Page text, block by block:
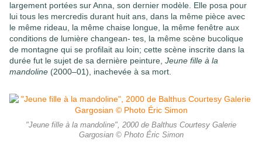
largement portées sur Anna, son dernier modèle. Elle posa pour
lui tous les mercredis durant huit ans, dans la même pièce avec
le même rideau, la même chaise longue, la même fenêtre aux
conditions de lumière changean- tes, la même scène bucolique
de montagne qui se profilait au loin; cette scène inscrite dans la
durée fut le sujet de sa dernière peinture, Jeune fille à la
mandoline (2000–01), inachevée à sa mort.
"Jeune fille à la mandoline", 2000 de Balthus Courtesy Galerie
Gargosian © Photo Éric Simon